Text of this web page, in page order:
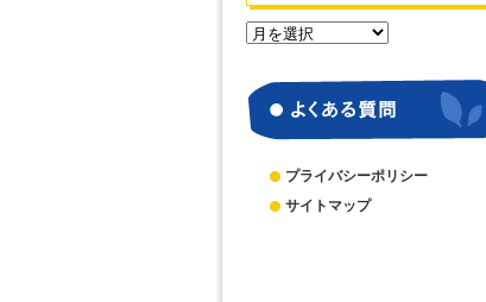
月
ー
カ
プライバシーポリシー
サイトマップ